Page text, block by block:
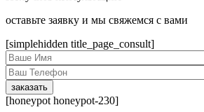
оcтавьте заявку и мы свяжемся с вами
[simplehidden title_page_consult]
[honeypot honeypot-230]